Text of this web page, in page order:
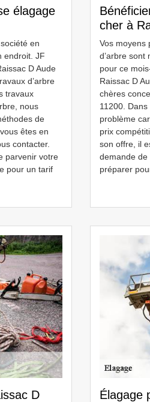
élagage
en
endroit. JF
D Aude
d’arbre
travaux
nous
de
êtes en
contacter.
parvenir votre
pour un tarif
cher à
Vos moyens
d’arbre sont
pour ce
Raissac D
chères
11200.
problème
prix
son offre, il
demande de
préparer
D
Élagage